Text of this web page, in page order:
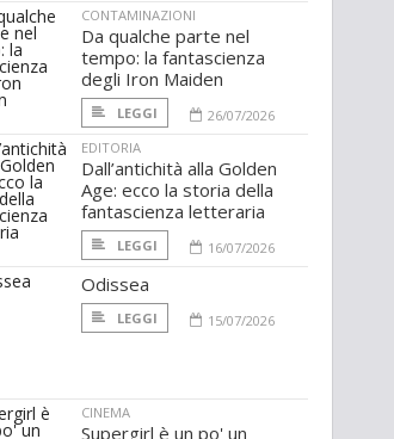
CONTAMINAZIONI
Da qualche parte nel
tempo: la fantascienza
degli Iron Maiden
LEGGI
26/07/2026
EDITORIA
Dall’antichità alla Golden
Age: ecco la storia della
fantascienza letteraria
LEGGI 16/07/2026
Odissea
LEGGI 15/07/2026
CINEMA
Supergirl è un po' un